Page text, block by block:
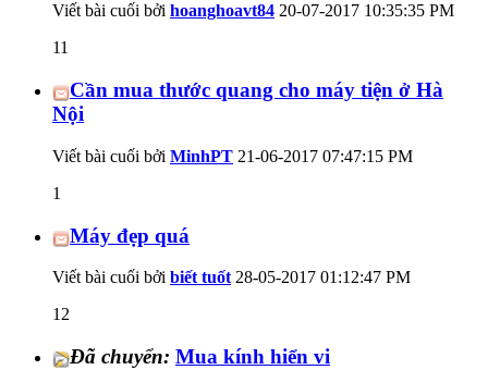
Viết bài cuối bởi hoanghoavt84 20-07-2017 10:35:35 PM
11
Cần mua thước quang cho máy tiện ở Hà
Nội
Viết bài cuối bởi MinhPT 21-06-2017 07:47:15 PM
1
Máy đẹp quá
Viết bài cuối bởi biết tuốt 28-05-2017 01:12:47 PM
12
Đã chuyển: Mua kính hiển vi